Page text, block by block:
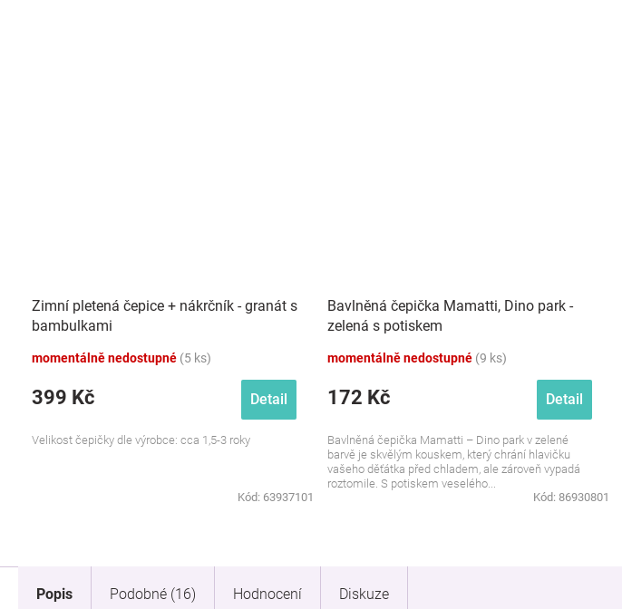
Zimní pletená čepice + nákrčník - granát s
bambulkami
momentálně nedostupné (5 ks)
399 Kč Detail
Velikost čepičky dle výrobce: cca 1,5-3 roky
Kód: 63937101
Bavlněná čepička Mamatti, Dino park -
zelená s potiskem
momentálně nedostupné (9 ks)
172 Kč Detail
Bavlněná čepička Mamatti – Dino park v zelené
barvě je skvělým kouskem, který chrání hlavičku
vašeho děťátka před chladem, ale zároveň vypadá
roztomile. S potiskem veselého...
Kód: 86930801
Popis Podobné (16) Hodnocení Diskuze